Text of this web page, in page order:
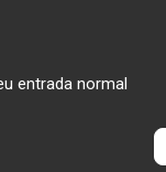
entrada normal